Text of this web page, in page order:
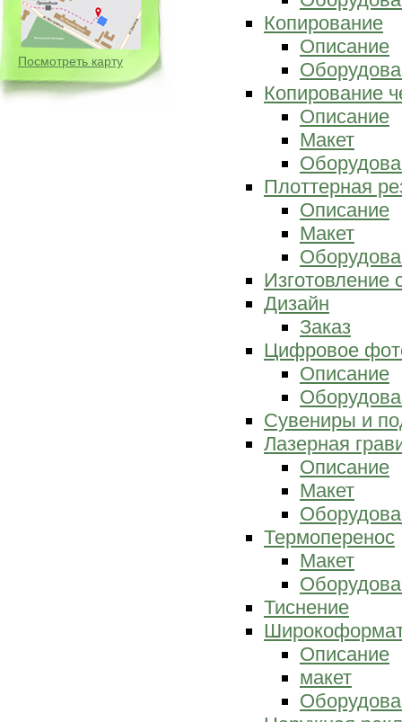
Посмотреть карту
Копирование
Описание
Копирование
Описание
Макет
Плоттерная
Описание
Макет
Изготовление
Дизайн
Заказ
Цифровое
Описание
Сувениры и
Лазерная
Описание
Макет
Термоперенос
Макет
Тиснение
Описание
макет